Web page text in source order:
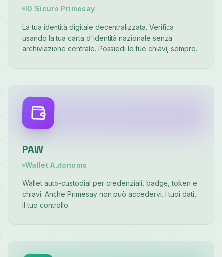
ID Sicuro Primesay
La tua identità digitale decentralizzata. Verifica
usando la tua carta d'identità nazionale senza
archiviazione centrale. Possiedi le tue chiavi, sempre.
PAW
Wallet Autonomo
Wallet auto-custodial per credenziali, badge, token e
chiavi. Anche Primesay non può accedervi. I tuoi dati,
il tuo controllo.